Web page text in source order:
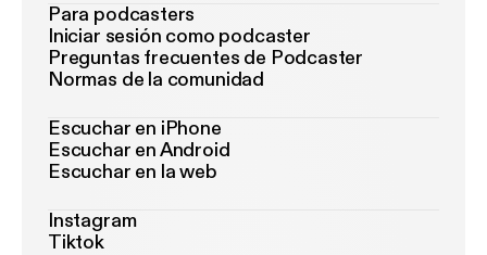
Para podcasters
Iniciar sesión como podcaster
Preguntas frecuentes de Podcaster
Normas de la comunidad
Escuchar en iPhone
Escuchar en Android
Escuchar en la web
Instagram
Tiktok